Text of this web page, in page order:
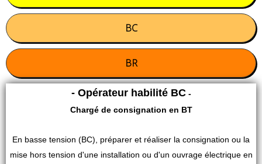
BC
BR
- Opérateur habilité BC-
Chargé de consignation en BT
En basse tension (BC), préparer et réaliser la consignation ou la
mise hors tension d'une installation ou d'un ouvrage électrique en